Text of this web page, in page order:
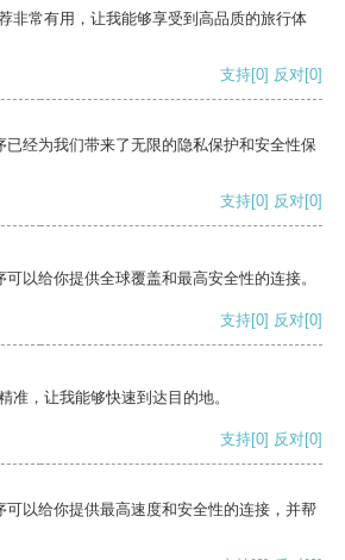
非常有用，让我能够享受到高品质的旅行体
支持[0] 反对[0]
经为我们带来了无限的隐私保护和安全性保
支持[0] 反对[0]
以给你提供全球覆盖和最高安全性的连接。
支持[0] 反对[0]
准，让我能够快速到达目的地。
支持[0] 反对[0]
以给你提供最高速度和安全性的连接，并帮